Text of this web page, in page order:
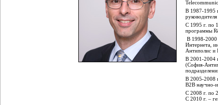
В 1987-1995
С 1995 г. по
программы
В 1998-2000
Интернета,
Антиполис и
В 2001-2004
(София-
В 2005-2008
B2B научно-
С 2008 г. по
С 2010 г. –